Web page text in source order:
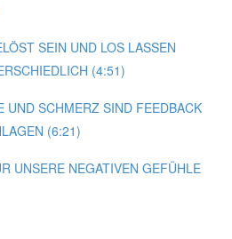
SEIN UND LOS LASSEN
(4:51)
UND SCHMERZ SIND FEEDBACK
(6:21)
UNSERE NEGATIVEN GEFÜHLE